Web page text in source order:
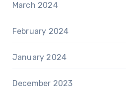
March 2024
February 2024
January 2024
December 2023